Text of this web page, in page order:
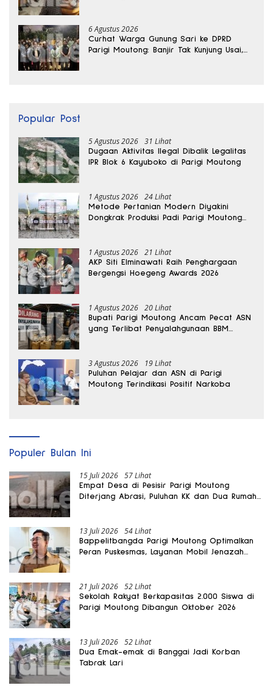
6 Agustus 2026
Curhat Warga Gunung Sari ke DPRD
Parigi Moutong: Banjir Tak Kunjung Usai,
Popular Post
5 Agustus 2026 31 Lihat
Dugaan Aktivitas Ilegal Dibalik Legalitas
IPR Blok 6 Kayuboko di Parigi Moutong
1 Agustus 2026 24 Lihat
Metode Pertanian Modern Diyakini
Dongkrak Produksi Padi Parigi Moutong
1 Agustus 2026 21 Lihat
AKP Siti Elminawati Raih Penghargaan
Bergengsi Hoegeng Awards 2026
1 Agustus 2026 20 Lihat
Bupati Parigi Moutong Ancam Pecat ASN
yang Terlibat Penyalahgunaan BBM
3 Agustus 2026 19 Lihat
Puluhan Pelajar dan ASN di Parigi
Moutong Terindikasi Positif Narkoba
Populer Bulan Ini
15 Juli 2026 57 Lihat
Empat Desa di Pesisir Parigi Moutong
Diterjang Abrasi, Puluhan KK dan Dua Rumah
13 Juli 2026 54 Lihat
Bappelitbangda Parigi Moutong Optimalkan
Peran Puskesmas, Layanan Mobil Jenazah
21 Juli 2026 52 Lihat
Sekolah Rakyat Berkapasitas 2.000 Siswa di
Parigi Moutong Dibangun Oktober 2026
13 Juli 2026 52 Lihat
Dua Emak-emak di Banggai Jadi Korban
Tabrak Lari